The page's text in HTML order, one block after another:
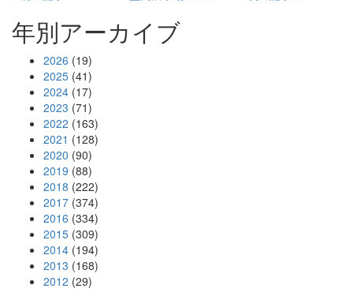
年別アーカイブ
2026 (19)
2025 (41)
2024 (17)
2023 (71)
2022 (163)
2021 (128)
2020 (90)
2019 (88)
2018 (222)
2017 (374)
2016 (334)
2015 (309)
2014 (194)
2013 (168)
2012 (29)